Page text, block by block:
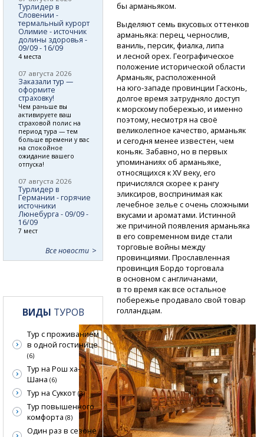
бы арманьяком.
Выделяют семь вкусовых оттенков
арманьяка: перец, чернослив,
ваниль, персик, фиалка, липа
и лесной орех. Географическое
положение исторической области
Арманьяк, расположенной
на юго-западе провинции Гасконь,
долгое время затрудняло доступ
к морскому побережью, и именно
поэтому, несмотря на своё
великолепное качество, арманьяк
и сегодня менее известен, чем
коньяк. Забавно, но в первых
упоминаниях об арманьяке,
относящихся к XV веку, его
причислялся скорее к рангу
эликсиров, воспринимая как
лечебное зелье с очень сложными
вкусами и ароматами. Истинной
же причиной появления арманьяка
в его современном виде стали
торговые войны между
провинциями. Прославленная
провинция Бордо торговала
в основном с англичанами,
в то время как все остальное
побережье продавало свой товар
голландцам.
Турлидер в
Словении -
термальный курорт
Олимие - источник
долины здоровья -
09/09 - 16/09
4 места
07 августа 2026
Заказали тур —
оформите
страховку!
Чем раньше вы
активируете ваш
страховой полис на
период тура — тем
больше времени у вас
на спокойное
ожидание вашего
отпуска!
07 августа 2026
Турлидер в
Германии - горячие
источники
Люнебурга - 09/09 -
16/09
7 мест
Все новости
ВИДЫ ТУРОВ
Тур с проживанием
в одной гостинице
(6)
Тур на Рош ха-
Шана (6)
Тур на Суккот (3)
Тур повышенного
комфорта (8)
Один раз в сезоне